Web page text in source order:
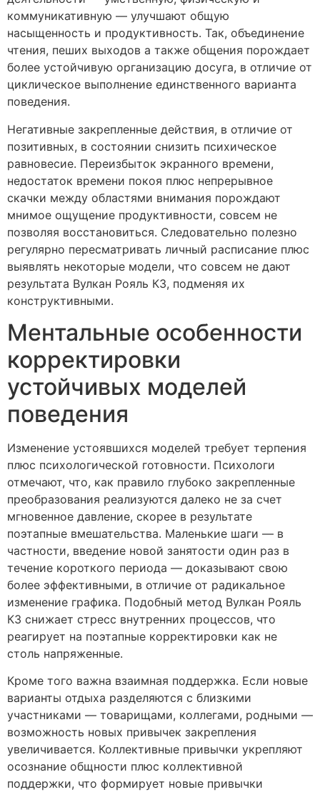
коммуникативную — улучшают общую
насыщенность и продуктивность. Так, объединение
чтения, пеших выходов а также общения порождает
более устойчивую организацию досуга, в отличие от
циклическое выполнение единственного варианта
поведения.
Негативные закрепленные действия, в отличие от
позитивных, в состоянии снизить психическое
равновесие. Переизбыток экранного времени,
недостаток времени покоя плюс непрерывное
скачки между областями внимания порождают
мнимое ощущение продуктивности, совсем не
позволяя восстановиться. Следовательно полезно
регулярно пересматривать личный расписание плюс
выявлять некоторые модели, что совсем не дают
результата Вулкан Рояль КЗ, подменяя их
конструктивными.
Ментальные особенности
корректировки
устойчивых моделей
поведения
Изменение устоявшихся моделей требует терпения
плюс психологической готовности. Психологи
отмечают, что, как правило глубоко закрепленные
преобразования реализуются далеко не за счет
мгновенное давление, скорее в результате
поэтапные вмешательства. Маленькие шаги — в
частности, введение новой занятости один раз в
течение короткого периода — доказывают свою
более эффективными, в отличие от радикальное
изменение графика. Подобный метод Вулкан Рояль
КЗ снижает стресс внутренних процессов, что
реагирует на поэтапные корректировки как не
столь напряженные.
Кроме того важна взаимная поддержка. Если новые
варианты отдыха разделяются с близкими
участниками — товарищами, коллегами, родными —
возможность новых привычек закрепления
увеличивается. Коллективные привычки укрепляют
осознание общности плюс коллективной
поддержки, что формирует новые привычки